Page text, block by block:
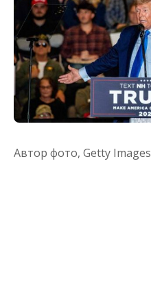
Автор фото, Getty Images